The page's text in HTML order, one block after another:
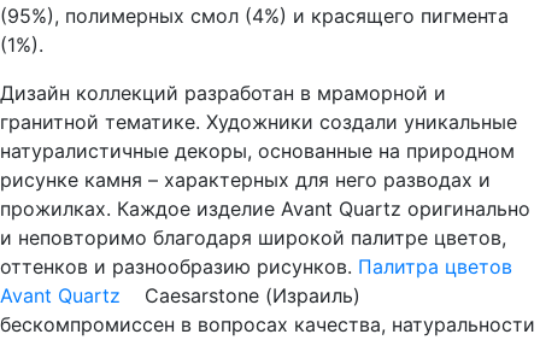
(95%), полимерных смол (4%) и красящего пигмента
(1%).
Дизайн коллекций разработан в мраморной и
гранитной тематике. Художники создали уникальные
натуралистичные декоры, основанные на природном
рисунке камня – характерных для него разводах и
прожилках. Каждое изделие Avant Quartz оригинально
и неповторимо благодаря широкой палитре цветов,
оттенков и разнообразию рисунков. Палитра цветов
Avant Quartz
Caesarstone (Израиль)
бескомпромиссен в вопросах качества, натуральности